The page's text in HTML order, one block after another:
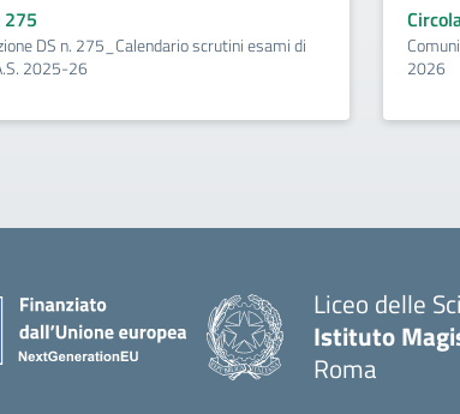
275
DS n. 275_Calendario scrutini esami di
2025-26
2026
Liceo delle
Istituto
Roma